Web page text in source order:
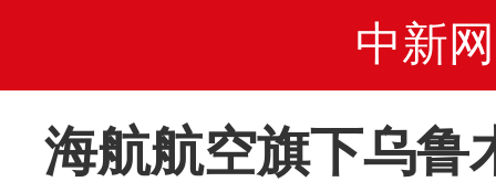
中新网
海航航空旗下乌鲁